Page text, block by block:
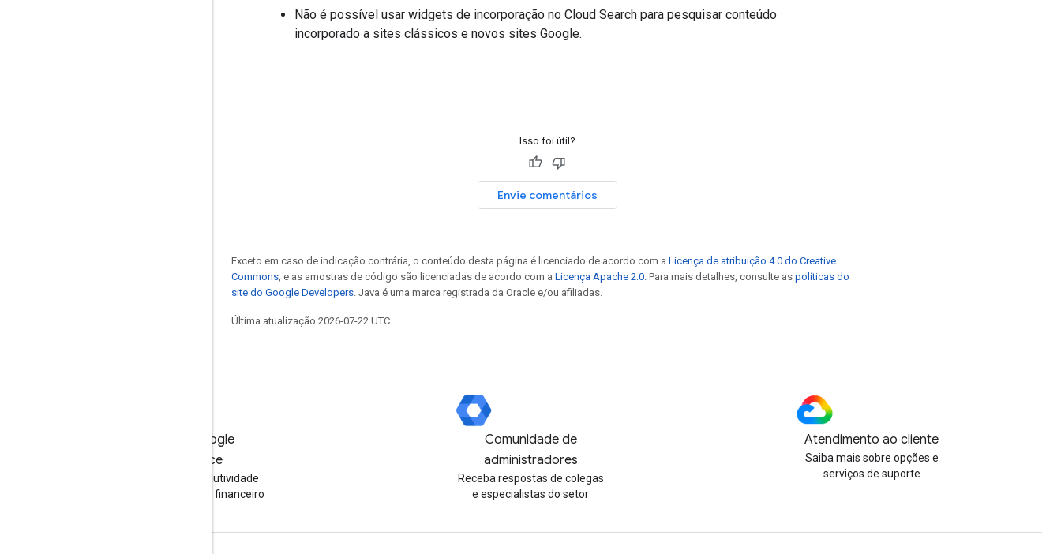
Não é possível usar widgets de incorporação no Cloud Search para pesquisar conteúdo
incorporado a sites clássicos e novos sites Google.
Isso foi útil?
Envie comentários
Exceto em caso de indicação contrária, o conteúdo desta página é licenciado de acordo com a Licença de atribuição 4.0 do Creative
Commons, e as amostras de código são licenciadas de acordo com a Licença Apache 2.0. Para mais detalhes, consulte as políticas do
site do Google Developers. Java é uma marca registrada da Oracle e/ou afiliadas.
Última atualização 2026-07-22 UTC.
Teste o Google
Workspace
Aumente sua produtividade
com a IA sem custo financeiro
Comunidade de
administradores
Receba respostas de colegas
e especialistas do setor
Atendimento ao cliente
Saiba mais sobre opções e
serviços de suporte